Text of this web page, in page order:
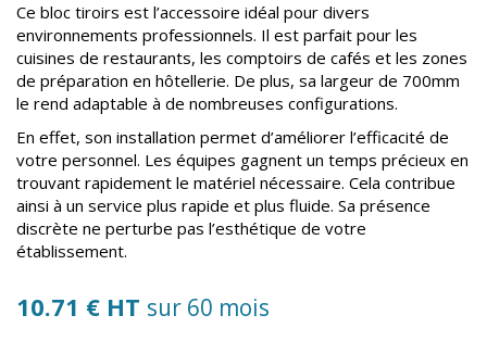
Ce bloc tiroirs est l’accessoire idéal pour divers
environnements professionnels. Il est parfait pour les
cuisines de restaurants, les comptoirs de cafés et les zones
de préparation en hôtellerie. De plus, sa largeur de 700mm
le rend adaptable à de nombreuses configurations.
En effet, son installation permet d’améliorer l’efficacité de
votre personnel. Les équipes gagnent un temps précieux en
trouvant rapidement le matériel nécessaire. Cela contribue
ainsi à un service plus rapide et plus fluide. Sa présence
discrète ne perturbe pas l’esthétique de votre
établissement.
10.71 € HT sur 60 mois